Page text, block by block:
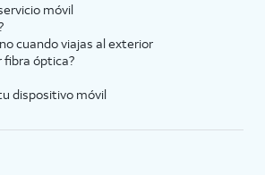
móvil
cuando viajas al exterior
fibra óptica?
dispositivo móvil